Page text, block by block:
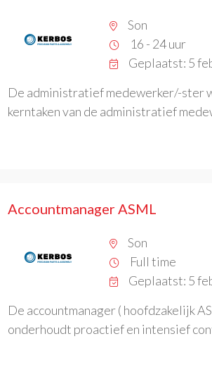
Son
16 - 24 uur
Geplaatst: 5
De administratief medewerker/-ster
kerntaken van de administratief
Accountmanager ASML
Son
Full time
Geplaatst: 5
De accountmanager ( hoofdzakelijk
onderhoudt proactief en intensief